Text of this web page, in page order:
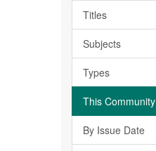
Titles
Subjects
Types
This Community
By Issue Date